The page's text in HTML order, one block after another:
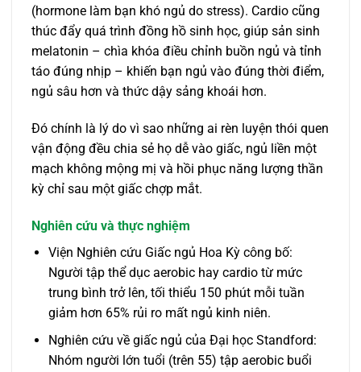
(hormone làm bạn khó ngủ do stress). Cardio cũng
thúc đẩy quá trình đồng hồ sinh học, giúp sản sinh
melatonin – chìa khóa điều chỉnh buồn ngủ và tỉnh
táo đúng nhịp – khiến bạn ngủ vào đúng thời điểm,
ngủ sâu hơn và thức dậy sảng khoái hơn.
Đó chính là lý do vì sao những ai rèn luyện thói quen
vận động đều chia sẻ họ dễ vào giấc, ngủ liền một
mạch không mộng mị và hồi phục năng lượng thần
kỳ chỉ sau một giấc chợp mắt.
Nghiên cứu và thực nghiệm
Viện Nghiên cứu Giấc ngủ Hoa Kỳ công bố:
Người tập thể dục aerobic hay cardio từ mức
trung bình trở lên, tối thiểu 150 phút mỗi tuần
giảm hơn 65% rủi ro mất ngủ kinh niên.
Nghiên cứu về giấc ngủ của Đại học Standford:
Nhóm người lớn tuổi (trên 55) tập aerobic buổi